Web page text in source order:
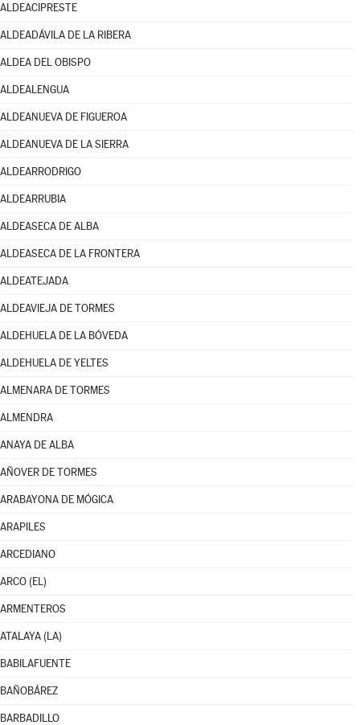
ALDEACIPRESTE
ALDEADÁVILA DE LA RIBERA
ALDEA DEL OBISPO
ALDEALENGUA
ALDEANUEVA DE FIGUEROA
ALDEANUEVA DE LA SIERRA
ALDEARRODRIGO
ALDEARRUBIA
ALDEASECA DE ALBA
ALDEASECA DE LA FRONTERA
ALDEATEJADA
ALDEAVIEJA DE TORMES
ALDEHUELA DE LA BÓVEDA
ALDEHUELA DE YELTES
ALMENARA DE TORMES
ALMENDRA
ANAYA DE ALBA
AÑOVER DE TORMES
ARABAYONA DE MÓGICA
ARAPILES
ARCEDIANO
ARCO (EL)
ARMENTEROS
ATALAYA (LA)
BABILAFUENTE
BAÑOBÁREZ
BARBADILLO